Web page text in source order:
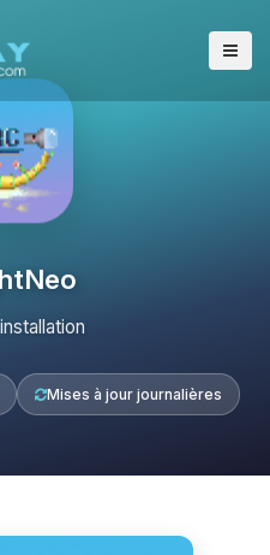
Mises à jour journalières